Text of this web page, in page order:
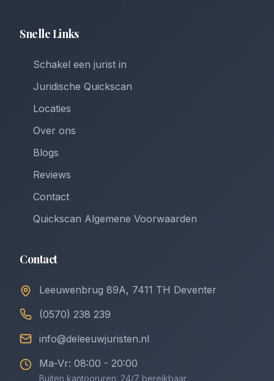
Snelle Links
Schakel een jurist in
Juridische Quickscan
Locaties
Over ons
Blogs
Reviews
Contact
Quickscan Algemene Voorwaarden
Contact
Leeuwenbrug 89A, 7411 TH Deventer
(0570) 238 239
info@deleeuwjuristen.nl
Ma-Vr: 08:00 - 20:00
Buiten kantooruren: 24/7 bereikbaar